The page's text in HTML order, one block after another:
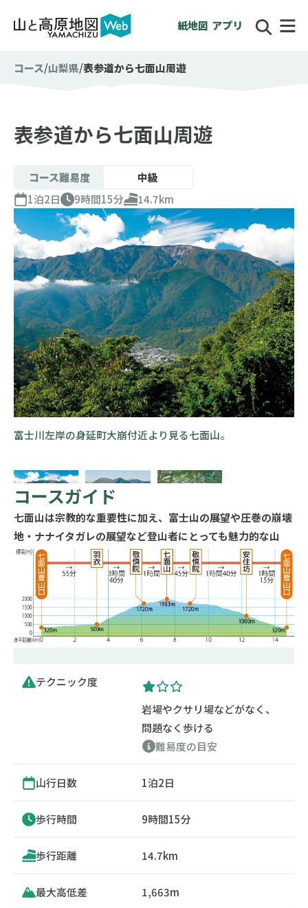
紙地図 アプリ
コース 山梨県 表参道から七面山周遊
表参道から七面山周遊
コース難易度
中級
1泊2日
9時間15分 14.7km
富士川左岸の身延町大崩付近より見る七面山。
コースガイド
七面山は宗教的な重要性に加え、富士山の展望や圧巻の崩壊
地・ナナイタガレの展望など登山者にとっても魅力的な山
テクニック度
岩場やクサリ場などがなく、
問題なく歩ける
難易度の目安
山行日数 1泊2日
歩行時間 9時間15分
歩行距離 14.7km
最大高低差 1,663m